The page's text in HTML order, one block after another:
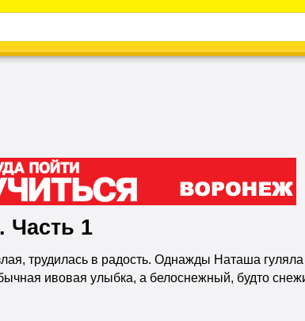
Часть 1
трудилась в радость. Однажды Наташа гуляла
ивовая улыбка, а белоснежный, будто